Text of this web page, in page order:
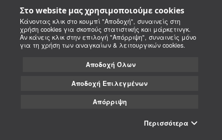
Στο website μας χρησιμοποιούμε cookies
Κάνοντας κλικ στο κουμπί "Αποδοχή", συναινείς στη
χρήση cookies για σκοπούς στατιστικής και μάρκετινγκ.
Αν κάνεις κλικ στην επιλογή "Απόρριψη", συναινείς μόνο
για τη χρήση των αναγκαίων & λειτουργικών cookies.
Αποδοχή Όλων
Αποδοχή Επιλεγμένων
Απόρριψη
Περισσότερα